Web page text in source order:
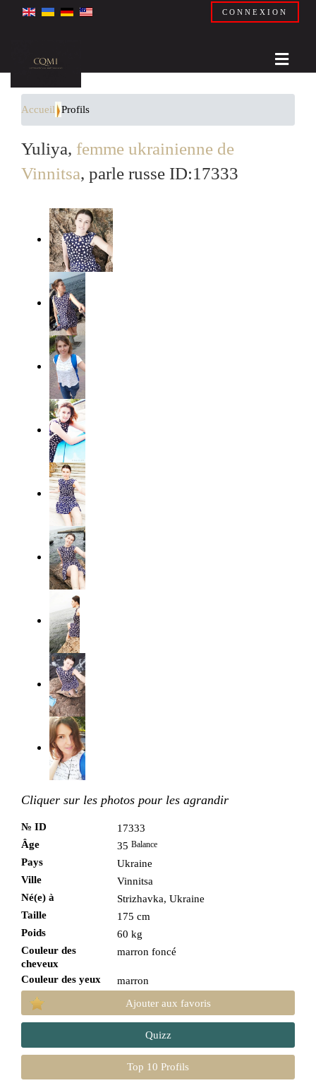
CONNEXION
Accueil Profils
Yuliya, femme ukrainienne de
Vinnitsa, parle russe ID:17333
Cliquer sur les photos pour les agrandir
№ ID
17333
Âge
35 Balance
Pays
Ukraine
Ville
Vinnitsa
Né(e) à
Strizhavka, Ukraine
Taille
175 cm
Poids
60 kg
Couleur des
cheveux
marron foncé
Couleur des yeux
marron
Ajouter aux favoris
Quizz
Top 10 Profils